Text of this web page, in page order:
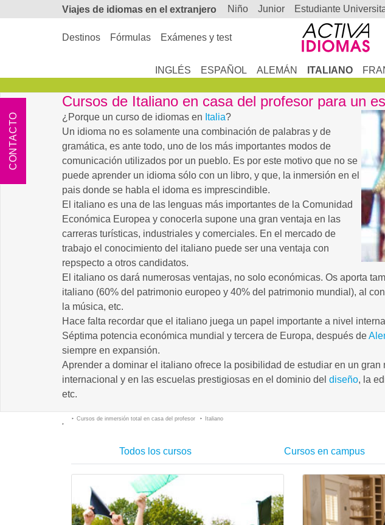
Viajes de idiomas en el extranjero niño junior estudiante
Destinos Fórmulas Exámenes y test
INGLÉS ESPAÑOL ALEMÁN ITALIANO
Cursos de Italiano en casa del profesor para un
¿Porque un curso de idiomas en Italia?
Un idioma no es solamente una combinación de palabras y de
gramática, es ante todo, uno de los más importantes modos de
comunicación utilizados por un pueblo. Es por este motivo que no se
puede aprender un idioma sólo con un libro, y que, la inmersión en el
pais donde se habla el idoma es imprescindible.
El italiano es una de las lenguas más importantes de la Comunidad
Económica Europea y conocerla supone una gran ventaja en las
carreras turísticas, industriales y comerciales. En el mercado de
trabajo el conocimiento del italiano puede ser una ventaja con
repspecto a otros candidatos.
El italiano os dará numerosas ventajas, no solo económicas. Os aporta
italiano (60% del patrimonio europeo y 40% del patrimonio mundial), al
la música, etc.
Hace falta recordar que el italiano juega un papel importante a nivel
Séptima potencia económica mundial y tercera de Europa, después de
siempre en expansión.
Aprender a dominar el italiano ofrece la posibilidad de estudiar en un
internacional y en las escuelas prestigiosas en el dominio del diseño, la
etc.
Cursos de inmersión total en casa del profesor Italiano
Todos los cursos Cursos en campus
CONTACTO